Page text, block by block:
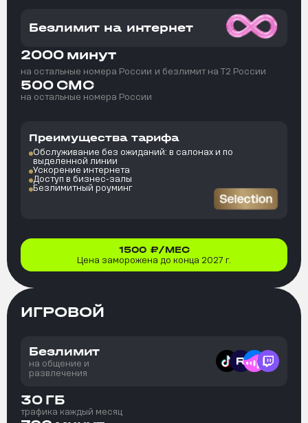
Безлимит на интернет
2000 минут
на остальные номера России и безлимит на T2 России
500 СМС
на остальные номера России
Преимущества тарифа
Обслуживание без ожиданий: в салонах и по
выделенной линии
Ускорение интернета
Доступ в бизнес-залы
Безлимитный роуминг
1500 ₽/МЕС
Цена заморожена до конца 2027 г.
ИГРОВОЙ
Безлимит
на общение и
развлечения
30 ГБ
трафика каждый месяц